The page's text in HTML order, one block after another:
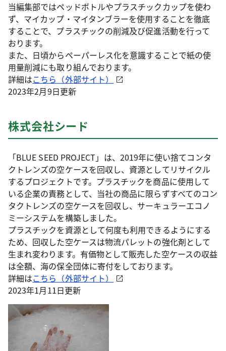
当編集部ではペッドボトルやプラスチックカップを使わ
ず、マイカップ・マイタンブラーを使用することを徹底
することで、プラスチックの削減及び促進活動を行って
おります。
また、日頃からペーパーレス化を意識することで紙の使
用量削減にも取り組んでおります。
詳細はこちら（外部サイト）
2023年2月9日更新
株式会社シード
「BLUE SEED PROJECT」は、2019年に使い捨てコンタ
クトレンズの空ケースを回収し、資源としてリサイクル
するプロジェクトです。プラスチックを商品に使用して
いる企業の責務として、当社の商品に限らずすべてのコン
タクトレンズの空ケースを回収し、サーキュラーエコノ
ミーシステムを構築しました。
プラスチックを資源として何度も利用できるようにする
ため、回収した空ケースは物流パレットの強化剤として
生まれ変わります。有価物として販売した空ケースの収益
は全額、海の保全団体に寄付をしております。
詳細はこちら（外部サイト）
2023年1月11日更新